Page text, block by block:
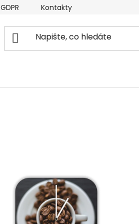
GDPR Kontakty